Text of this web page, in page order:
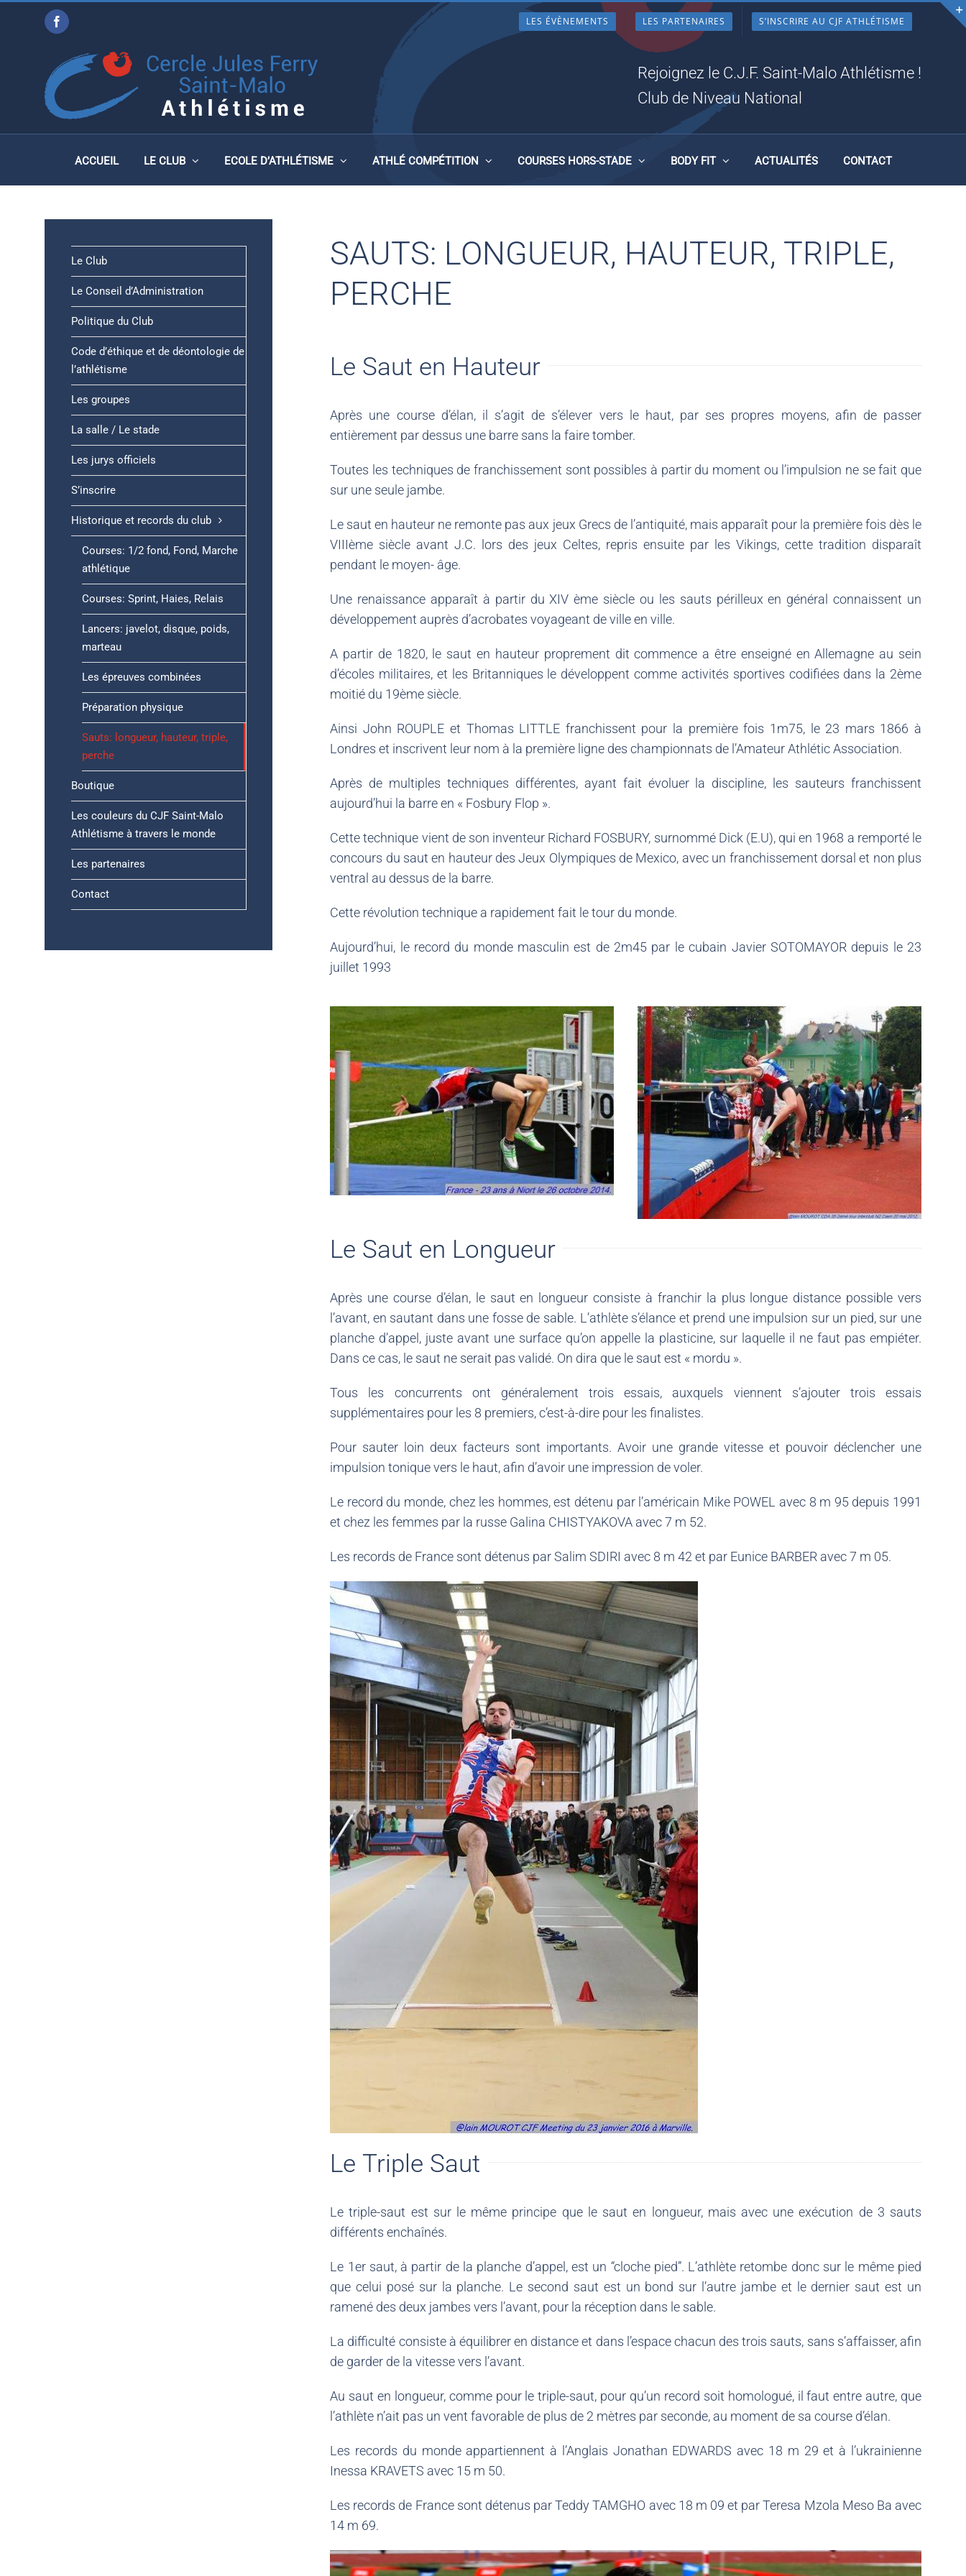
Facebook LES ÉVÈNEMENTS LES PARTENAIRES S’INSCRIRE AU CJF ATHLÉTISME
Rejoignez le C.J.F. Saint-Malo Athlétisme !
Club de Niveau National
ACCUEIL LE CLUB ECOLE D’ATHLÉTISME ATHLÉ COMPÉTITION COURSES HORS-STADE BODY FIT ACTUALITÉS CONTACT
SAUTS: LONGUEUR, HAUTEUR, TRIPLE, PERCHE
SAUTS: LONGUEUR, HAUTEUR, TRIPLE,
PERCHE
Le Saut en Hauteur
Après une course d’élan, il s’agit de s’élever vers le haut, par ses propres moyens, afin de passer
entièrement par dessus une barre sans la faire tomber.
Toutes les techniques de franchissement sont possibles à partir du moment ou l’impulsion ne se fait que
sur une seule jambe.
Le saut en hauteur ne remonte pas aux jeux Grecs de l’antiquité, mais apparaît pour la première fois dès le
VIIIème siècle avant J.C. lors des jeux Celtes, repris ensuite par les Vikings, cette tradition disparaît
pendant le moyen- âge.
Une renaissance apparaît à partir du XIV ème siècle ou les sauts périlleux en général connaissent un
développement auprès d’acrobates voyageant de ville en ville.
A partir de 1820, le saut en hauteur proprement dit commence a être enseigné en Allemagne au sein
d’écoles militaires, et les Britanniques le développent comme activités sportives codifiées dans la 2ème
moitié du 19ème siècle.
Ainsi John ROUPLE et Thomas LITTLE franchissent pour la première fois 1m75, le 23 mars 1866 à
Londres et inscrivent leur nom à la première ligne des championnats de l’Amateur Athlétic Association.
Après de multiples techniques différentes, ayant fait évoluer la discipline, les sauteurs franchissent
aujourd’hui la barre en « Fosbury Flop ».
Cette technique vient de son inventeur Richard FOSBURY, surnommé Dick (E.U), qui en 1968 a remporté le
concours du saut en hauteur des Jeux Olympiques de Mexico, avec un franchissement dorsal et non plus
ventral au dessus de la barre.
Cette révolution technique a rapidement fait le tour du monde.
Aujourd’hui, le record du monde masculin est de 2m45 par le cubain Javier SOTOMAYOR depuis le 23
juillet 1993
Le Saut en Longueur
Après une course d’élan, le saut en longueur consiste à franchir la plus longue distance possible vers
l’avant, en sautant dans une fosse de sable. L’athlète s’élance et prend une impulsion sur un pied, sur une
planche d’appel, juste avant une surface qu’on appelle la plasticine, sur laquelle il ne faut pas empiéter.
Dans ce cas, le saut ne serait pas validé. On dira que le saut est « mordu ».
Tous les concurrents ont généralement trois essais, auxquels viennent s’ajouter trois essais
supplémentaires pour les 8 premiers, c’est-à-dire pour les finalistes.
Pour sauter loin deux facteurs sont importants. Avoir une grande vitesse et pouvoir déclencher une
impulsion tonique vers le haut, afin d’avoir une impression de voler.
Le record du monde, chez les hommes, est détenu par l’américain Mike POWEL avec 8 m 95 depuis 1991
et chez les femmes par la russe Galina CHISTYAKOVA avec 7 m 52.
Les records de France sont détenus par Salim SDIRI avec 8 m 42 et par Eunice BARBER avec 7 m 05.
Le Triple Saut
Le triple-saut est sur le même principe que le saut en longueur, mais avec une exécution de 3 sauts
différents enchaînés.
Le 1er saut, à partir de la planche d’appel, est un “cloche pied”. L’athlète retombe donc sur le même pied
que celui posé sur la planche. Le second saut est un bond sur l’autre jambe et le dernier saut est un
ramené des deux jambes vers l’avant, pour la réception dans le sable.
La difficulté consiste à équilibrer en distance et dans l’espace chacun des trois sauts, sans s’affaisser, afin
de garder de la vitesse vers l’avant.
Au saut en longueur, comme pour le triple-saut, pour qu’un record soit homologué, il faut entre autre, que
l’athlète n’ait pas un vent favorable de plus de 2 mètres par seconde, au moment de sa course d’élan.
Les records du monde appartiennent à l’Anglais Jonathan EDWARDS avec 18 m 29 et à l’ukrainienne
Inessa KRAVETS avec 15 m 50.
Les records de France sont détenus par Teddy TAMGHO avec 18 m 09 et par Teresa Mzola Meso Ba avec
14 m 69.
Le Club
Le Conseil d’Administration
Politique du Club
Code d’éthique et de déontologie de
l’athlétisme
Les groupes
La salle / Le stade
Les jurys officiels
S’inscrire
Historique et records du club
Courses: 1/2 fond, Fond, Marche
athlétique
Courses: Sprint, Haies, Relais
Lancers: javelot, disque, poids,
marteau
Les épreuves combinées
Préparation physique
Sauts: longueur, hauteur, triple,
perche
Boutique
Les couleurs du CJF Saint-Malo
Athlétisme à travers le monde
Les partenaires
Contact